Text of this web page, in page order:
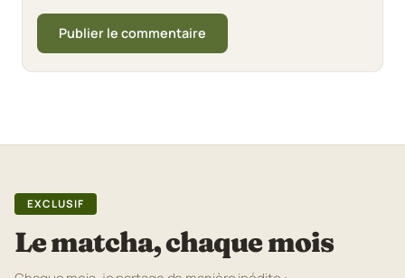
EXCLUSIF
Le matcha, chaque mois